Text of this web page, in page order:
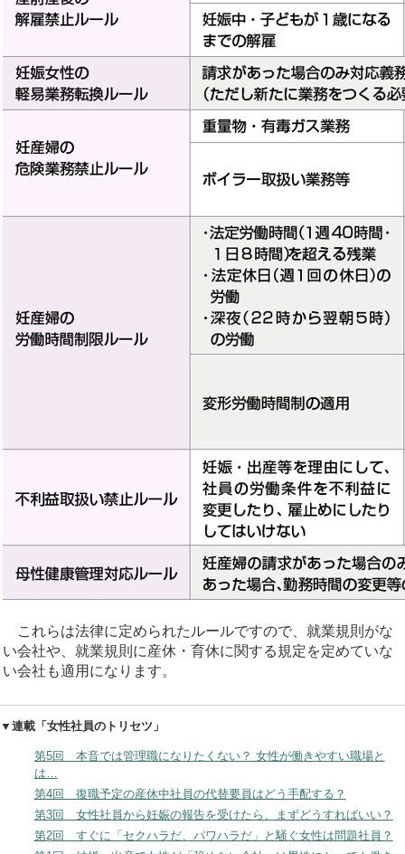
これらは法律に定められたルールですので、就業規則がな
い会社や、就業規則に産休・育休に関する規定を定めていな
い会社も適用になります。
▼連載「女性社員のトリセツ」
第5回 本音では管理職になりたくない？ 女性が働きやすい職場と
は…
第4回 復職予定の産休中社員の代替要員はどう手配する？
第3回 女性社員から妊娠の報告を受けたら、まずどうすればいい？
第2回 すぐに「セクハラだ、パワハラだ」と騒ぐ女性は問題社員？